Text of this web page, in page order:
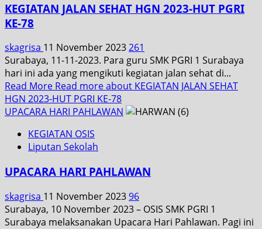
KEGIATAN JALAN SEHAT HGN 2023-HUT PGRI
KE-78
skagrisa 11 November 2023261
Surabaya, 11-11-2023. Para guru SMK PGRI 1 Surabaya
hari ini ada yang mengikuti kegiatan jalan sehat di...
Read More Read more about KEGIATAN JALAN SEHAT
HGN 2023-HUT PGRI KE-78
UPACARA HARI PAHLAWAN
KEGIATAN OSIS
Liputan Sekolah
UPACARA HARI PAHLAWAN
skagrisa 11 November 202396
Surabaya, 10 November 2023 – OSIS SMK PGRI 1
Surabaya melaksanakan Upacara Hari Pahlawan. Pagi ini